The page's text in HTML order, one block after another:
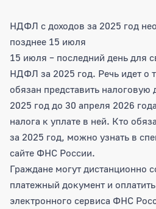
НДФЛ с доходов за
НДФЛ с доходов за 2025 год
позднее 15 июля
15 июля – последний день для
НДФЛ за 2025 год. Речь идет о
обязан представить
2025 год до 30 апреля 2026
налога к уплате в ней. Кто
за 2025 год, можно узнать в
сайте ФНС России.
Граждане могут дистанционно
платежный документ и
электронного сервиса ФНС